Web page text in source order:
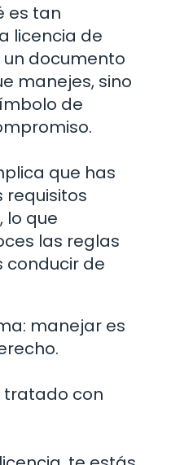
es tan
licencia de
un documento
manejes, sino
de
que has
requisitos
lo que
las reglas
conducir de
manejar es
tratado con